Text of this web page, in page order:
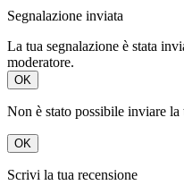
Segnalazione inviata
La tua segnalazione è stata
moderatore.
OK
Non è stato possibile inviare la
OK
Scrivi la tua recensione